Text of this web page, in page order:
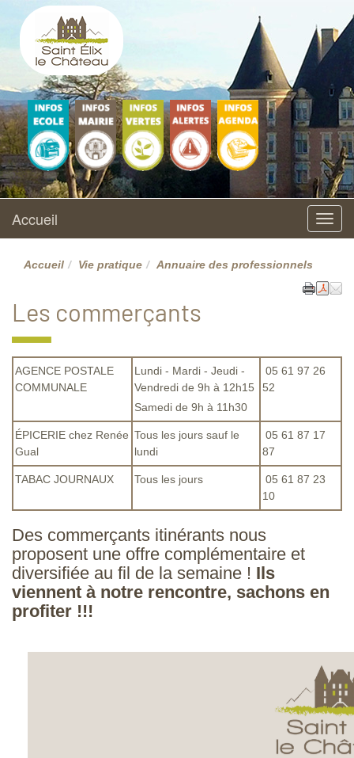
Saint Elix le Château
Site officiel
Ecole
maternelle et
élémentaire
Vie municipale L'environnement Accueil
Menu
Accueil
Accueil Vie pratique Annuaire des professionnels
Les commerçants
AGENCE POSTALE
COMMUNALE
Lundi - Mardi - Jeudi -
Vendredi de 9h à 12h15
Samedi de 9h à 11h30
05 61 97 26
52
ÉPICERIE chez Renée
Gual
Tous les jours sauf le
lundi
05 61 87 17
87
TABAC JOURNAUX Tous les jours
05 61 87 23
10
Des commerçants itinérants nous
proposent une offre complémentaire et
diversifiée au fil de la semaine ! Ils
viennent à notre rencontre, sachons en
profiter !!!